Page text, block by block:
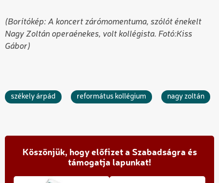
(Borítókép: A koncert zárómomentuma, szólót énekelt
Nagy Zoltán operaénekes, volt kollégista. Fotó:Kiss
Gábor)
székely árpád református kollégium nagy zoltán
Köszönjük, hogy előfizet a Szabadságra és
támogatja lapunkat!